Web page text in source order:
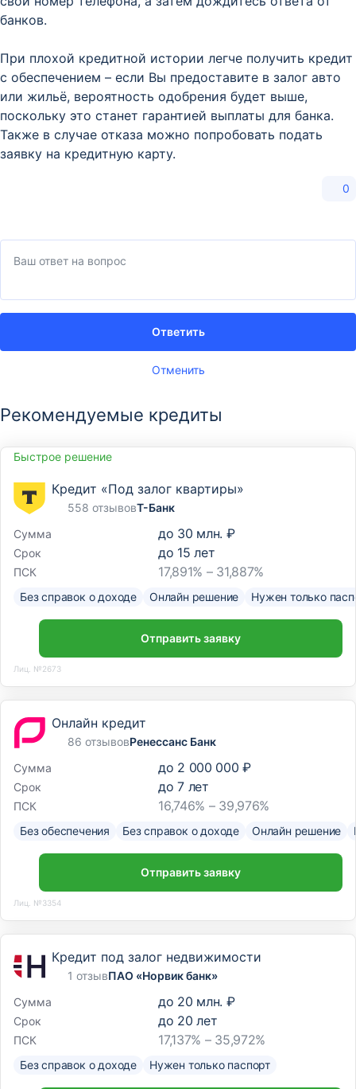
банков.
При плохой кредитной истории легче получить кредит
с обеспечением – если Вы предоставите в залог авто
или жильё, вероятность одобрения будет выше,
поскольку это станет гарантией выплаты для банка.
Также в случае отказа можно попробовать подать
заявку на кредитную карту.
0
Отменить
Ответить
Рекомендуемые кредиты
Быстрое решение
Кредит «Под залог квартиры»
558 отзывовТ-Банк
Сумма
до 30 млн. ₽
Срок до 15 лет
ПСК 17,891% – 31,887%
Без справок о доходе Онлайн решение Нужен только
Отправить заявку
Лиц. №2673
Онлайн кредит
86 отзывовРенессанс Банк
Сумма
до 2 000 000 ₽
Срок до7лет
ПСК 16,746% – 39,976%
Без обеспечения Без справок о доходе Онлайн решение
Отправить заявку
Лиц. №3354
Кредит под залог недвижимости
1 отзывПАО «Норвик банк»
Сумма
до 20 млн. ₽
Срок до 20 лет
ПСК 17,137% – 35,972%
Без справок о доходе Нужен только паспорт